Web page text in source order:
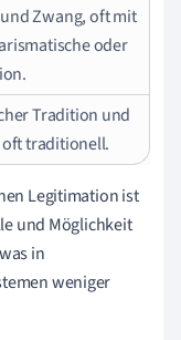
Zwang, oft mit
oder
Tradition und
traditionell.
Legitimation ist
und Möglichkeit
in
weniger